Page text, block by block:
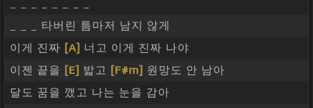
_ _ _ 타버린 틈마저 남지 않게
이게 진짜 [A] 너고 이게 진짜 나야
이젠 끝을 [E] 밟고 [F#m] 원망도 안 남아
달도 꿈을 깼고 나는 눈을 감아